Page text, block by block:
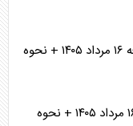
جدول قطعی برق استان مازندران فردا جمعه ۱۶ مرداد ۱۴۰۵ + نحوه
جدول قطعی برق استان گیلان فردا جمعه ۱۶ مرداد ۱۴۰۵ + نحوه